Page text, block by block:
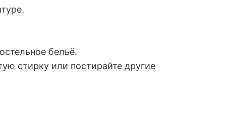
бельё.
стирку или постирайте другие